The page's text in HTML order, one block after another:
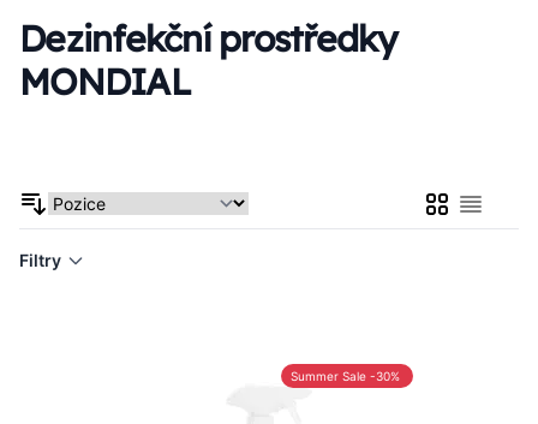
Dezinfekční prostředky
MONDIAL
MřížkaSeznam
Filtry
Summer Sale -30%